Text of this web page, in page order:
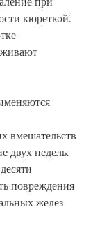
кюреткой.
вмешательств
двух недель.
повреждения
желез